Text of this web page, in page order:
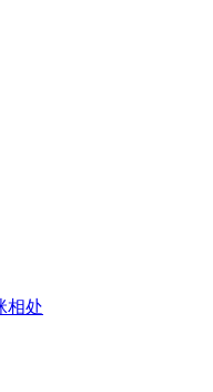
相处